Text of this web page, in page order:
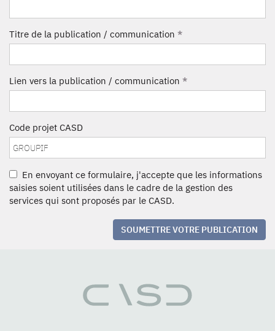
Titre de la publication / communication *
Lien vers la publication / communication *
Code projet CASD
En envoyant ce formulaire, j'accepte que les informations
saisies soient utilisées dans le cadre de la gestion des
services qui sont proposés par le CASD.
SOUMETTRE VOTRE PUBLICATION